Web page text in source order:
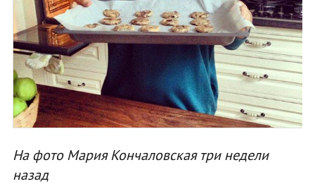
На фото Мария Кончаловская три недели
назад